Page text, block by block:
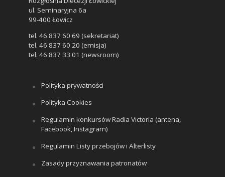
ul. Seminaryjna 6a
99-400 Łowicz
tel. 46 837 60 69 (sekretariat)
tel. 46 837 60 20 (emisja)
tel. 46 837 33 01 (newsroom)
Polityka prywatności
Polityka Cookies
Regulamin konkursów Radia Victoria (antena,
Facebook, Instagram)
Regulamin Listy przebojów i Alterlisty
Zasady przyznawania patronatów